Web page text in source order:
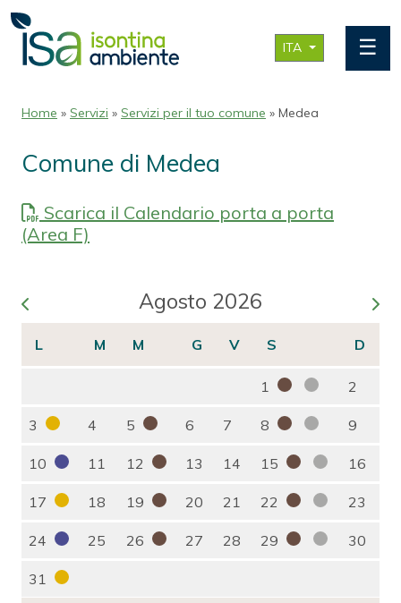
ITA ☰
Home » Servizi » Servizi per il tuo comune » Medea
Comune di Medea
Scarica il Calendario porta a porta
(Area F)
Agosto 2026
1 2
3 4 5 6 7 8 9
10 11 12 13 14 15 16
17 18 19 20 21 22 23
24 25 26 27 28 29 30
31